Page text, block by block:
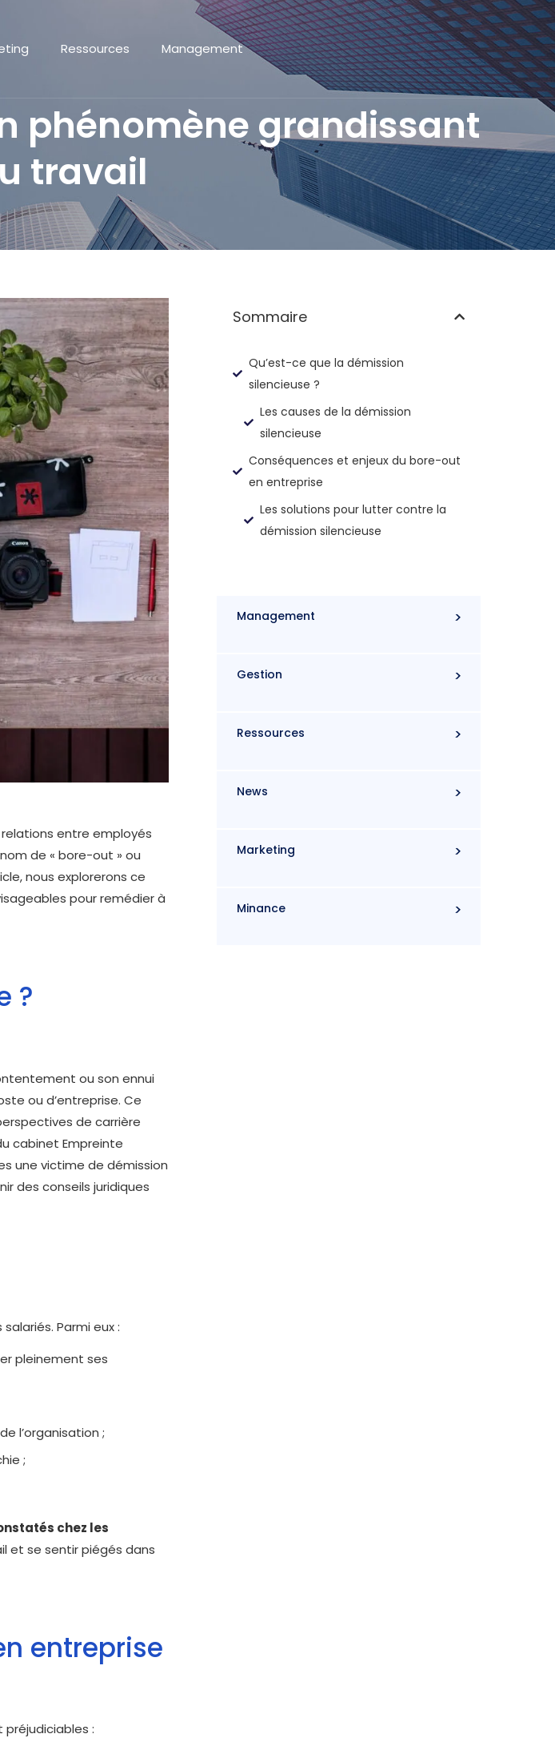
Ressources Management
phénomène grandissant
travail
entre employés
de « bore-out » ou
nous explorerons ce
pour remédier à
?
ou son ennui
ou d’entreprise. Ce
de carrière
cabinet Empreinte
une victime de démission
des conseils juridiques
Parmi eux :
pleinement ses
l’organisation ;
;
chez les
et se sentir piégés dans
entreprise
:
Sommaire
Qu’est-ce que la démission
silencieuse ?
Les causes de la démission
silencieuse
Conséquences et enjeux du bore-out
en entreprise
Les solutions pour lutter contre la
démission silencieuse
Management
Gestion
Ressources
News
Marketing
Minance